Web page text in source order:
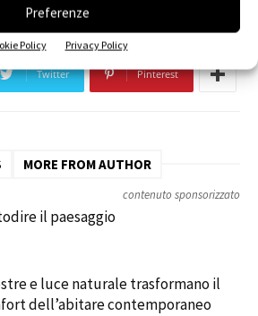
Preferenze
Policy Privacy Policy
Twitter Pinterest
MORE FROM AUTHOR
contenuto sponsorizzato
il paesaggio
e luce naturale trasformano il
dell’abitare contemporaneo